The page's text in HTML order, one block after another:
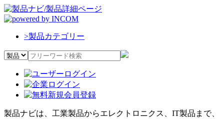
>製品カテゴリー
製品ナビは、工業製品からエレクトロニクス、IT製品まで、